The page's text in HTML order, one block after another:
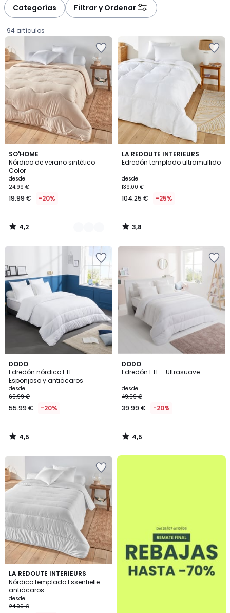
Categorías Filtrar y Ordenar
94 artículos
SO'HOME
Nórdico de verano sintético
Color
Precio
a
partir
19.99
€
24.99
€
20%
descuento
aplicado.
desde
24.99 €
19.99 € -20%
4,2
/ 5
3
Colores
4,2
/
LA REDOUTE INTERIEURS
Edredón templado ultramullido
desde
139.00 €
104.25 € -25%
3,8
/ 5
3,8
/
DODO
Edredón nórdico ETE -
Esponjoso y antiácaros
desde
69.99 €
55.99 € -20%
4,5
/ 5
4,5
/
DODO
Edredón ETE - Ultrasuave
desde
49.99 €
39.99 € -20%
4,5
/ 5
4,5
/
LA REDOUTE INTERIEURS
Nórdico templado Essentielle
antiácaros
desde
24.99 €
4,6
/ 5
.